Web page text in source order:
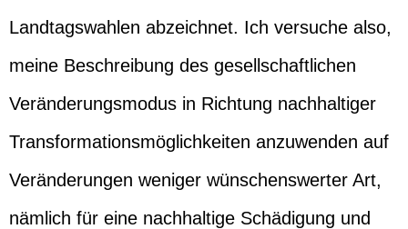
Landtagswahlen abzeichnet. Ich versuche also,
meine Beschreibung des gesellschaftlichen
Veränderungsmodus in Richtung nachhaltiger
Transformationsmöglichkeiten anzuwenden auf
Veränderungen weniger wünschenswerter Art,
nämlich für eine nachhaltige Schädigung und